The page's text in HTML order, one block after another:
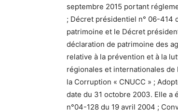
septembre 2015 portant
; Décret présidentiel n° 06-414
patrimoine et le Décret
déclaration de patrimoine des
relative à la prévention et à la
régionales et internationales
la Corruption « CNUCC » ;
date du 31 octobre 2003. Elle a
n°04-128 du 19 avril 2004 ;